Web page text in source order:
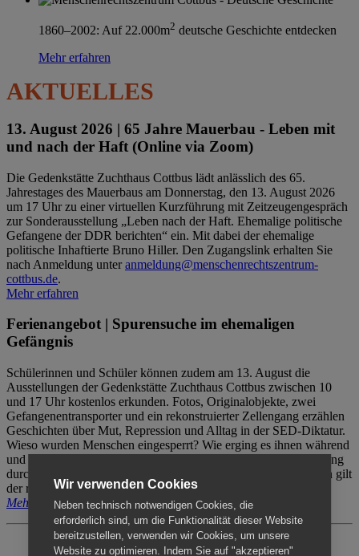
1860–2002: Auf 22.000m2 deutsche Geschichte entdecken
Mehr erfahren
AKTUELLES
13. August 2026 | 65 Jahre Mauerbau - Leben mit
und nach der Haft (Online via Zoom)
Die Gedenkstätte Zuchthaus Cottbus lädt anlässlich des 65.
Jahrestages des Mauerbaus am Donnerstag, den 13. August 2026
um 17 Uhr zu einer virtuellen Kurzführung mit Zeitzeugengespräch
zur Sonderausstellung „Leben nach der Haft. Ehemalige politische
Gefangene der DDR berichten“ ein. Mit dabei der ehemalige
politische Inhaftierte Bruno Hiller. Den Zugangslink erhalten Sie
nach Anmeldung unteranmeldung@menschenrechtszentrum-
cottbus.de.
Mehr erfahren
Ferienangebot | Spurensuche im ehemaligen
Gefängnis
Schülerinnen und Schüler können zudem am 13. August die
Ausstellungen der Gedenkstätte Zuchthaus Cottbus zwischen 10
und 17 Uhr kostenlos erkunden. Fotos, Originalobjekte, zwei
Gefangenentransporter und ein rekonstruierter Zellengang erzählen
Geschichten über Mut, Repression und Alltag in der SED-Diktatur.
Wieso wurden Menschen eingesperrt? Wie erging es ihnen während
und nach der Haft? Der Besuch erfolgt individuell ohne Betreuung
durch das Menschenrechtszentrum Cottbus. Für Begleitpersonen gilt
der reguläre Eintritt (8€ / ermäßigt 5€).
Mehr erfahren
Wir verwenden Cookies
Neben technisch notwendigen Cookies, die
erforderlich sind, um die Funktionalität dieser Website
bereitzustellen, verwenden wir Cookies, um unsere
Website zu optimieren. Indem Sie auf "akzeptieren"